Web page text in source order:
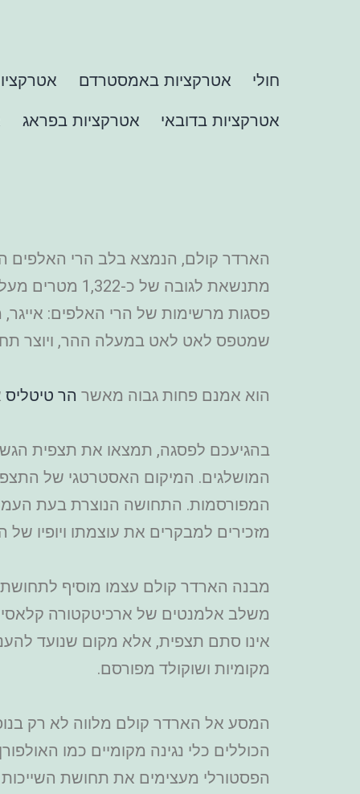
חולי אטרקציות באמסטרדם
אטרקציות בדובאי אטרקציות בפראג
הארדר קולם, הנמצא בלב הרי האלפים
מתנשאת
פסגות מרשימות של הרי האלפים: אייגר,
שמטפס לאט לאט במעלה ההר, ויוצר
הוא אמנם פחות גבוה מאשר הר טיטליס
בהגיעכם לפסגה, תמצאו את תצפית
המושלגים. המיקום האסטרטגי של
המפורסמות. התחושה הנוצרת בעת
מזכירים למבקרים את עוצמתו ויופיו של
מבנה הארדר קולם עצמו מוסיף
משלב אלמנטים של ארכיטקטורה
אינו סתם תצפית, אלא מקום שנועד
מקומיות ושוקולד מפורסם.
המסע אל הארדר קולם מלווה לא רק
הכוללים כלי נגינה מקומיים כמו
הפסטורלי מעצימים את תחושת השייכות